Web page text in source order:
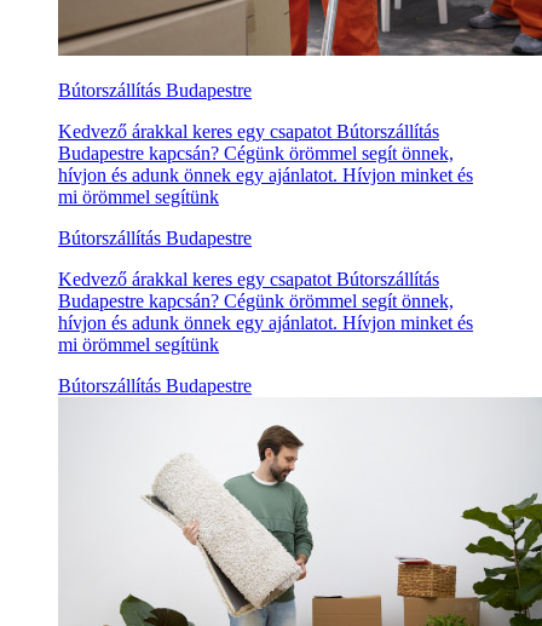
Bútorszállítás Budapestre
Kedvező árakkal keres egy csapatot Bútorszállítás
Budapestre kapcsán? Cégünk örömmel segít önnek,
hívjon és adunk önnek egy ajánlatot. Hívjon minket és
mi örömmel segítünk
Bútorszállítás Budapestre
Kedvező árakkal keres egy csapatot Bútorszállítás
Budapestre kapcsán? Cégünk örömmel segít önnek,
hívjon és adunk önnek egy ajánlatot. Hívjon minket és
mi örömmel segítünk
Bútorszállítás Budapestre